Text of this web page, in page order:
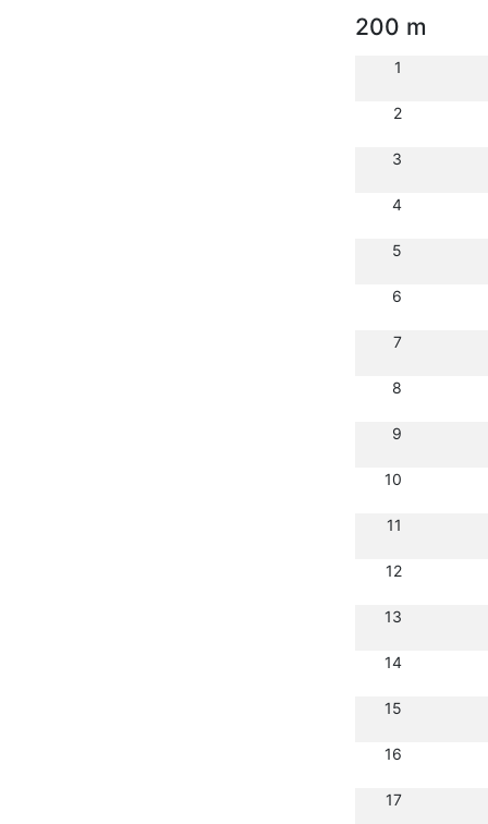
200 m
1
2
3
4
5
6
7
8
9
10
11
12
13
14
15
16
17